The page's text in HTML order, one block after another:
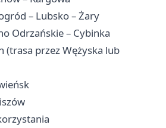
– Lubsko – Żary
Odrzańskie – Cybinka
(trasa przez Wężyska lub